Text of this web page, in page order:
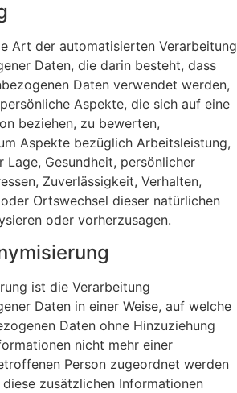
Art der automatisierten Verarbeitung
Daten, die darin besteht, dass
Daten verwendet werden,
Aspekte, die sich auf eine
beziehen, zu bewerten,
Aspekte bezüglich Arbeitsleistung,
Gesundheit, persönlicher
Zuverlässigkeit, Verhalten,
Ortswechsel dieser natürlichen
oder vorherzusagen.
ist die Verarbeitung
Daten in einer Weise, auf welche
Daten ohne Hinzuziehung
nicht mehr einer
Person zugeordnet werden
zusätzlichen Informationen